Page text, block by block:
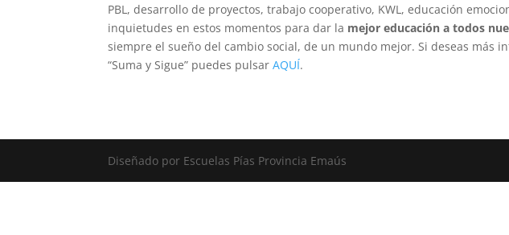
PBL, desarrollo de proyectos, trabajo cooperativo, KWL, educación
inquietudes en estos momentos para dar la mejor educación a todos
siempre el sueño del cambio social, de un mundo mejor. Si deseas más
“Suma y Sigue” puedes pulsarAQUÍ.
Diseñado por Escuelas Pías Provincia Emaús